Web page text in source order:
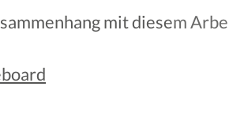
mit diesem